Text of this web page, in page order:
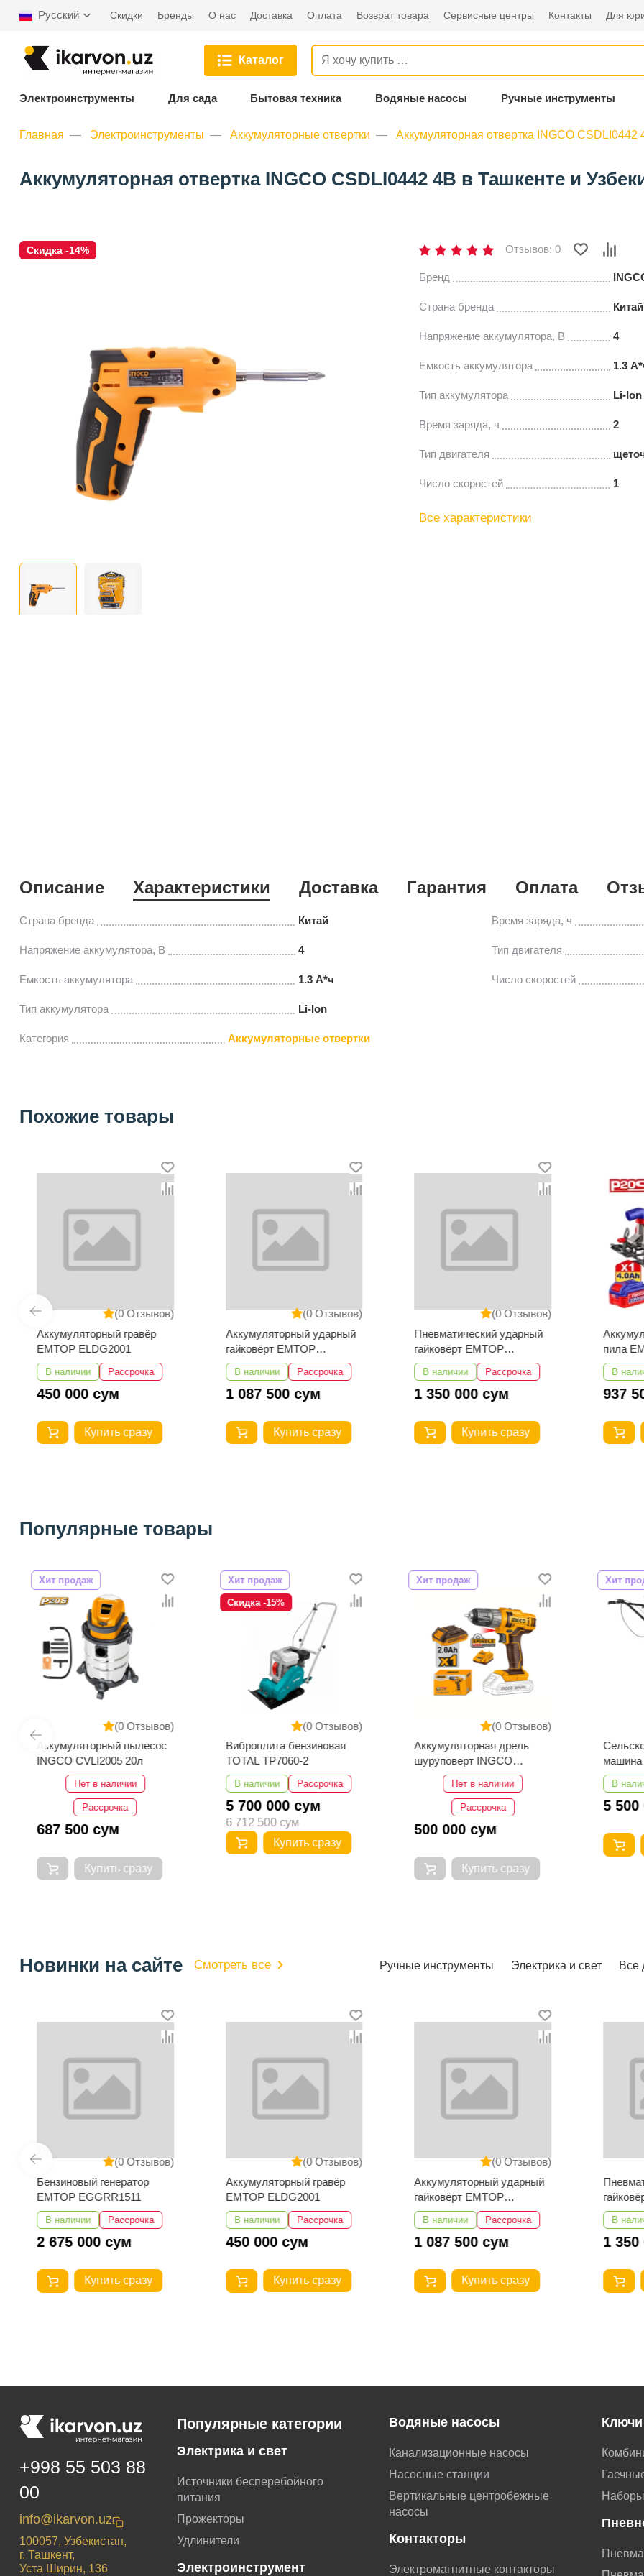
Русский Скидки Бренды О нас Доставка Оплата Возврат товара Сервисные центры Контакты Для
Каталог
Электроинструменты Для сада Бытовая техника Водяные насосы Ручные инструменты
Главная Электроинструменты Аккумуляторные отвертки Аккумуляторная отвертка INGCO CSDLI0442
Аккумуляторная отвертка INGCO CSDLI0442 4В в Ташкенте и
Скидка -14% Отзывов: 0
Бренд
Страна бренда Китай
Напряжение аккумулятора, В 4
Емкость аккумулятора 1.3
Тип аккумулятора Li-Ion
Время заряда, ч 2
Тип двигателя
Число скоростей 1
Все характеристики
Описание Характеристики Доставка Гарантия Оплата
Страна бренда Китай
Напряжение аккумулятора, В 4
Емкость аккумулятора 1.3 А*ч
Тип аккумулятора Li-Ion
Категория Аккумуляторные отвертки
Время заряда, ч
Тип двигателя
Число скоростей
Похожие товары
(0 Отзывов)
Аккумуляторный гравёр
EMTOP ELDG2001
В наличии Рассрочка
450 000 сум
Купить сразу
(0 Отзывов)
Аккумуляторный ударный
гайковёрт EMTOP
ECIWL42461
В наличии Рассрочка
1 087 500 сум
Купить сразу
(0 Отзывов)
Пневматический ударный
гайковёрт EMTOP
EATL341601
В наличии Рассрочка
1 350 000 сум
Купить сразу
пила
В
937
Популярные товары
(0 Отзывов)
Хит продаж
Аккумуляторный пылесос
INGCO CVLI2005 20л
Нет в наличии
Рассрочка
687 500 сум
Купить сразу
(0 Отзывов)
Хит продаж
Скидка -15%
Виброплита бензиновая
TOTAL TP7060-2
В наличии Рассрочка
5 700 000 сум
6 712 500 сум
Купить сразу
(0 Отзывов)
Хит продаж
Аккумуляторная дрель
шуруповерт INGCO
CDLI200518
Нет в наличии
Рассрочка
500 000 сум
Купить сразу
Хит
машина
В
5 500
Новинки на сайте Смотреть все Ручные инструменты Электрика и свет Все
(0 Отзывов)
Бензиновый генератор
EMTOP EGGRR1511
В наличии Рассрочка
2 675 000 сум
Купить сразу
(0 Отзывов)
Аккумуляторный гравёр
EMTOP ELDG2001
В наличии Рассрочка
450 000 сум
Купить сразу
(0 Отзывов)
Аккумуляторный ударный
гайковёрт EMTOP
ECIWL42461
В наличии Рассрочка
1 087 500 сум
Купить сразу
В
1
+998 55 503 88
00
info@ikarvon.uz
100057, Узбекистан,
г. Ташкент,
Уста Ширин, 136
Популярные категории
Электрика и свет
Источники бесперебойного
питания
Прожекторы
Удлинители
Электроинструмент
Водяные насосы
Канализационные насосы
Насосные станции
Вертикальные центробежные
насосы
Контакторы
Электромагнитные контакторы
Ключи